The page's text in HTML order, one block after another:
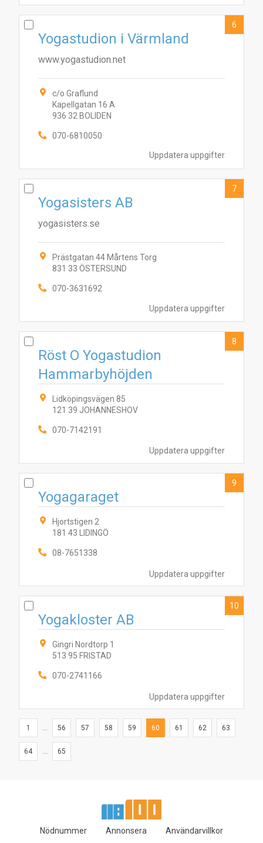
Uppdatera uppgifter
Yogastudion i Värmland
www.yogastudion.net
c/o Graflund
Kapellgatan 16 A
936 32 BOLIDEN
070-6810050
6
Uppdatera uppgifter
Yogasisters AB
yogasisters.se
Prästgatan 44 Mårtens Torg
831 33 ÖSTERSUND
070-3631692
7
Uppdatera uppgifter
Röst O Yogastudion
Hammarbyhöjden
Lidköpingsvägen 85
121 39 JOHANNESHOV
070-7142191
8
Uppdatera uppgifter
Yogagaraget
Hjortstigen 2
181 43 LIDINGÖ
08-7651338
9
Uppdatera uppgifter
Yogakloster AB
Gingri Nordtorp 1
513 95 FRISTAD
070-2741166
10
1 ... 56 57 58 59 60 61 62 63
64 ... 65
Nödnummer Annonsera Användarvillkor